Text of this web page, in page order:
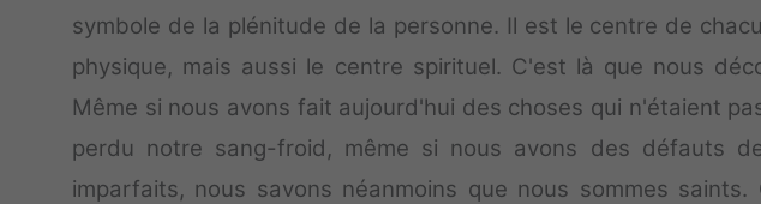
symbole de la plénitude de la personne. Il est le centre de
physique, mais aussi le centre spirituel. C'est là que nous
Même si nous avons fait aujourd'hui des choses qui n'étaient
perdu notre sang-froid, même si nous avons des défauts
imparfaits, nous savons néanmoins que nous sommes